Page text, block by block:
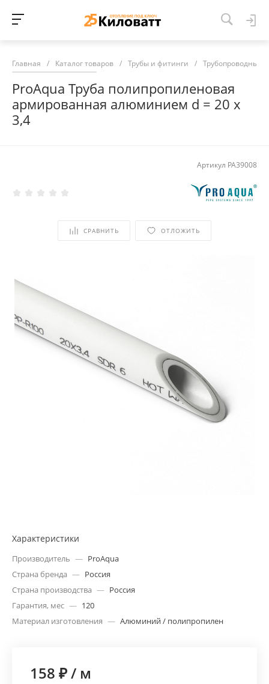
Главная / Каталог товаров / Трубы и фитинги / Трубопроводные
ProAqua Труба полипропиленовая
армированная алюминием d = 20 х
3,4
Артикул PA39008
СРАВНИТЬ ОТЛОЖИТЬ
Характеристики
Производитель — ProAqua
Страна бренда — Россия
Страна производства — Россия
Гарантия, мес — 120
Материал изготовления — Алюминий / полипропилен
158 ₽/ м